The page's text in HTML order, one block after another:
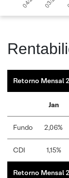
Retorno Mensal
Jan
Fundo 2,06%
CDI 1,15%
Retorno Mensal